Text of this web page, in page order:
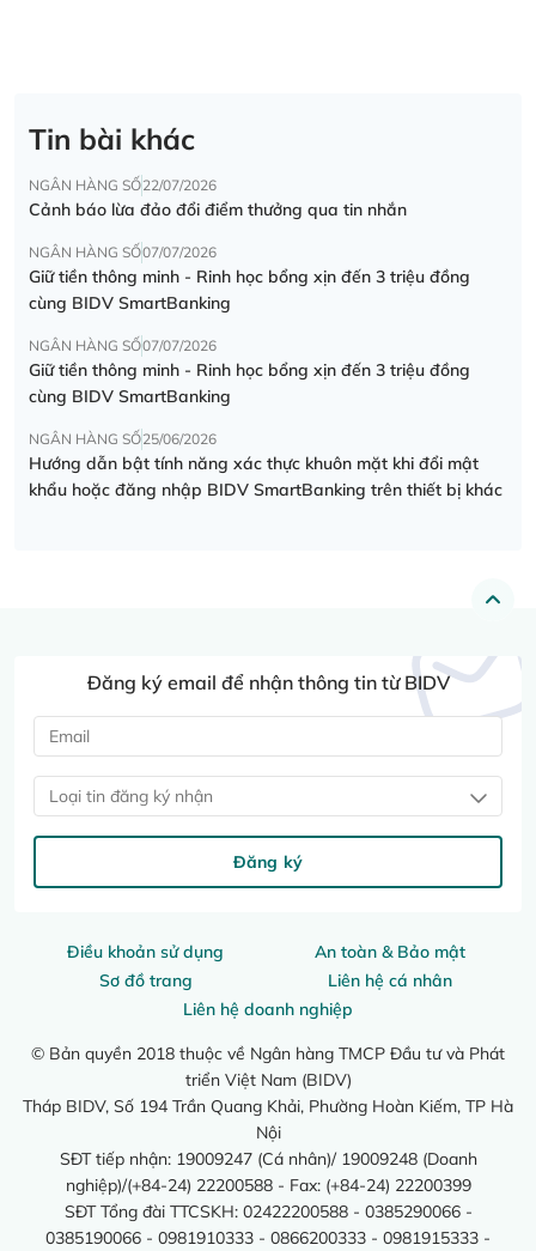
Tin bài khác
NGÂN HÀNG SỐ22/07/2026
Cảnh báo lừa đảo đổi điểm thưởng qua tin nhắn
NGÂN HÀNG SỐ07/07/2026
Giữ tiền thông minh - Rinh học bổng xịn đến 3 triệu đồng
cùng BIDV SmartBanking
NGÂN HÀNG SỐ07/07/2026
Giữ tiền thông minh - Rinh học bổng xịn đến 3 triệu đồng
cùng BIDV SmartBanking
NGÂN HÀNG SỐ25/06/2026
Hướng dẫn bật tính năng xác thực khuôn mặt khi đổi mật
khẩu hoặc đăng nhập BIDV SmartBanking trên thiết bị khác
Điều khoản sử dụng
An toàn & Bảo mật
Sơ đồ trang
Liên hệ cá nhân
Liên hệ doanh nghiệp
© Bản quyền 2018 thuộc về Ngân hàng TMCP Đầu tư và Phát
triển Việt Nam (BIDV)
Tháp BIDV, Số 194 Trần Quang Khải, Phường Hoàn Kiếm, TP Hà
Nội
SĐT tiếp nhận: 19009247 (Cá nhân)/ 19009248 (Doanh
nghiệp)/(+84-24) 22200588 - Fax: (+84-24) 22200399
SĐT Tổng đài TTCSKH: 02422200588 - 0385290066 -
0385190066 - 0981910333 - 0866200333 - 0981915333 -
Đăng ký email để nhận thông tin từ BIDV
Loại tin đăng ký nhận
Đăng ký